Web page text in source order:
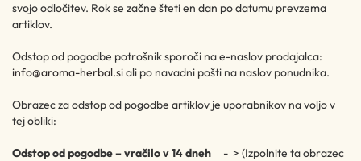
svojo odločitev. Rok se začne šteti en dan po datumu prevzema
artiklov.
Odstop od pogodbe potrošnik sporoči na e-naslov prodajalca:
info@aroma-herbal.siali po navadni pošti na naslov ponudnika.
Obrazec za odstop od pogodbe artiklov je uporabnikov na voljo v
tej obliki:
Odstop od pogodbe – vračilo v 14 dneh
- > (Izpolnite ta obrazec